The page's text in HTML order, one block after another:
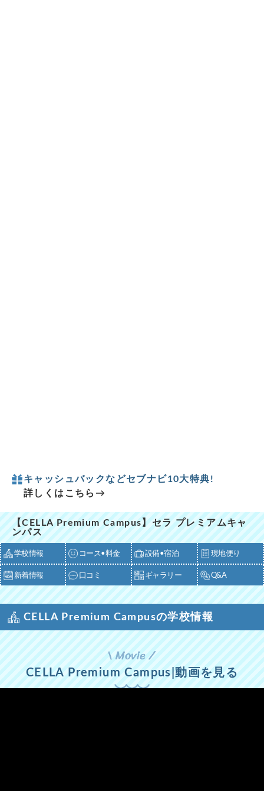
キャッシュバックなどセブナビ10大特典!
詳しくはこちら→
【CELLA Premium Campus】セラ プレミアムキャ
ンパス
学校情報 コース•料金 設備•宿泊 現地便り
新着情報 口コミ ギャラリー Q&A
CELLA Premium Campusの学校情報
CELLA Premium Campus|動画を見る